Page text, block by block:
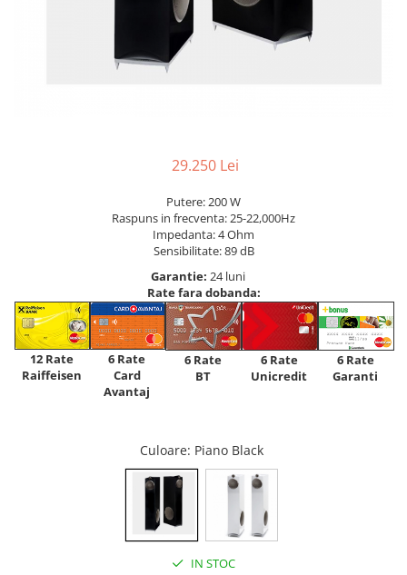
29.250 Lei
Putere:200 W
Raspuns in frecventa:25-22,000Hz
Impedanta:4 Ohm
Sensibilitate:89 dB
Garantie: 24 luni
Rate fara dobanda:
12 Rate
Raiffeisen
6 Rate
Card
Avantaj
6 Rate
BT
6 Rate
Unicredit
6 Rate
Garanti
Culoare: Piano Black
IN STOC